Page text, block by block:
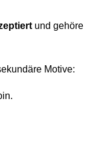
und gehöre
Motive: